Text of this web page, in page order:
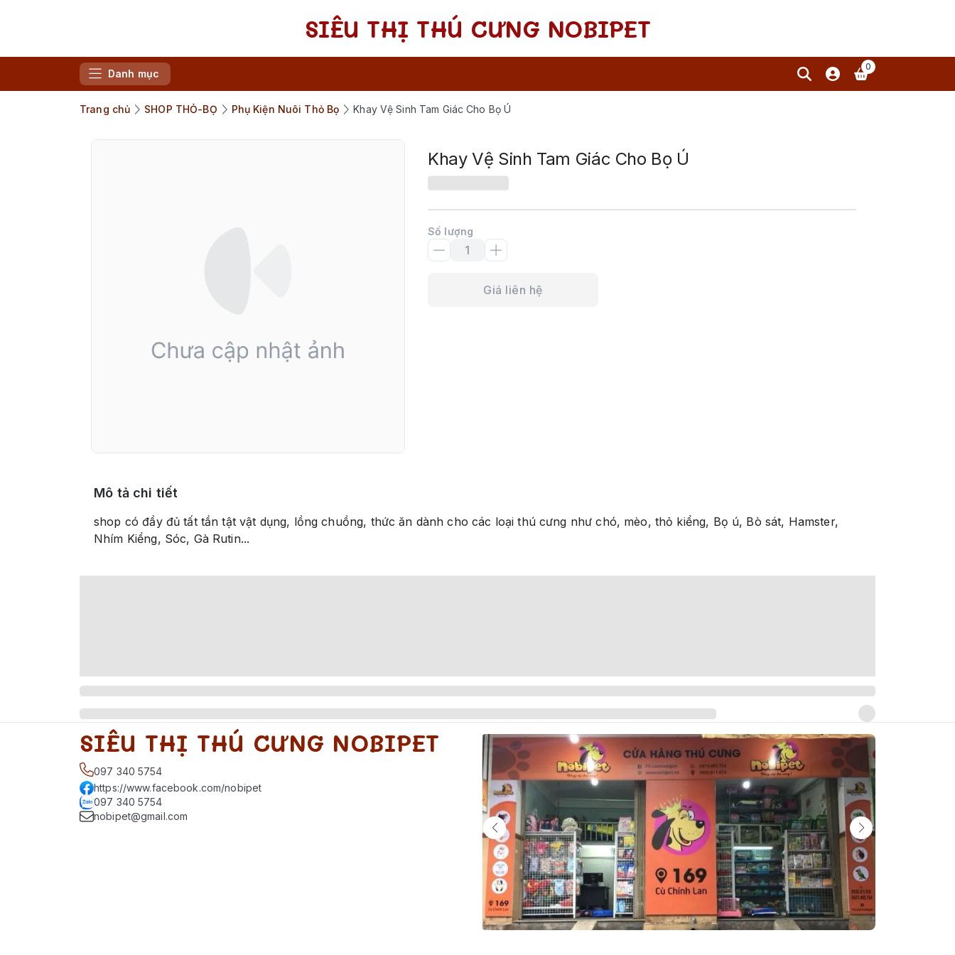
SIÊU THỊ THÚ CƯNG NOBIPET
Danh mục
0
Trang chủ SHOP THỎ-BỌ Phụ Kiện Nuôi Thỏ Bọ Khay Vệ Sinh Tam Giác Cho Bọ Ú
Khay Vệ Sinh Tam Giác Cho Bọ Ú
Số lượng
Giá liên hệ
Mô tả chi tiết
shop có đầy đủ tất tần tật vật dụng, lồng chuồng, thức ăn dành cho các loại thú cưng như chó, mèo, thỏ kiểng, Bọ ú, Bò sát, Hamster,
Nhím Kiểng, Sóc, Gà Rutin...
SIÊU THỊ THÚ CƯNG NOBIPET
097 340 5754
https://www.facebook.com/nobipet
097 340 5754
nobipet@gmail.com